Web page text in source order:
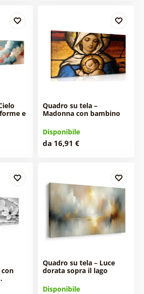
e
Quadro su tela –
Madonna con bambino
Disponibile
da 16,91 €
Quadro su tela – Luce
dorata sopra il lago
Disponibile